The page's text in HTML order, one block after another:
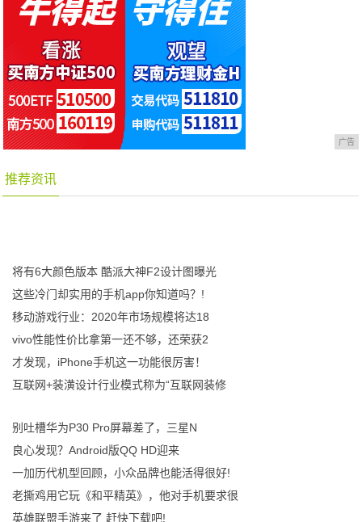
广告
推荐资讯
将有6大颜色版本 酷派大神F2设计图曝光
这些冷门却实用的手机app你知道吗？!
移动游戏行业：2020年市场规模将达18
vivo性能性价比拿第一还不够，还荣获2
才发现，iPhone手机这一功能很厉害！
互联网+装潢设计行业模式称为“互联网装修
别吐槽华为P30 Pro屏幕差了，三星N
良心发现？Android版QQ HD迎来
一加历代机型回顾，小众品牌也能活得很好!
老撕鸡用它玩《和平精英》，他对手机要求很
英雄联盟手游来了 赶快下载吧!